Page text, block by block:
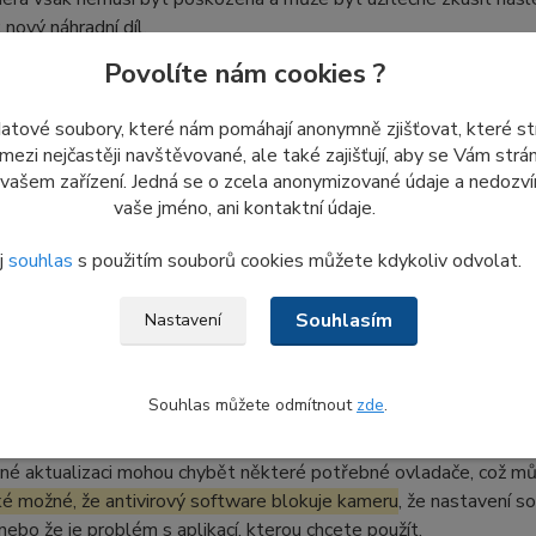
náhradní díl.
zda moje notebook webkamera
nedávno aktualizovali Windows 10, může být nutné povolit
10 některé aplikace nemají přístup k kameře ve výchozím
se spustí a upozorní vás, že jste aktivovali kameru. Světlo
moje DELL webcam detekována
aktualizaci mohou chybět některé potřebné ovladače, což
možné, že antivirový software blokuje kameru, že nastavení
že je problém s aplikací, kterou chcete použít.
Povolíte nám cookies ?
soubory, které nám pomáhají anonymně zjišťovat, které
nejčastěji navštěvované, ale také zajišťují, aby se Vám
zařízení. Jedná se o zcela anonymizované údaje a
vaše jméno, ani kontaktní údaje.
souhlas s použitím souborů cookies můžete kdykoliv odvolat.
Nastavení Souhlasím
Souhlas můžete odmítnout zde.